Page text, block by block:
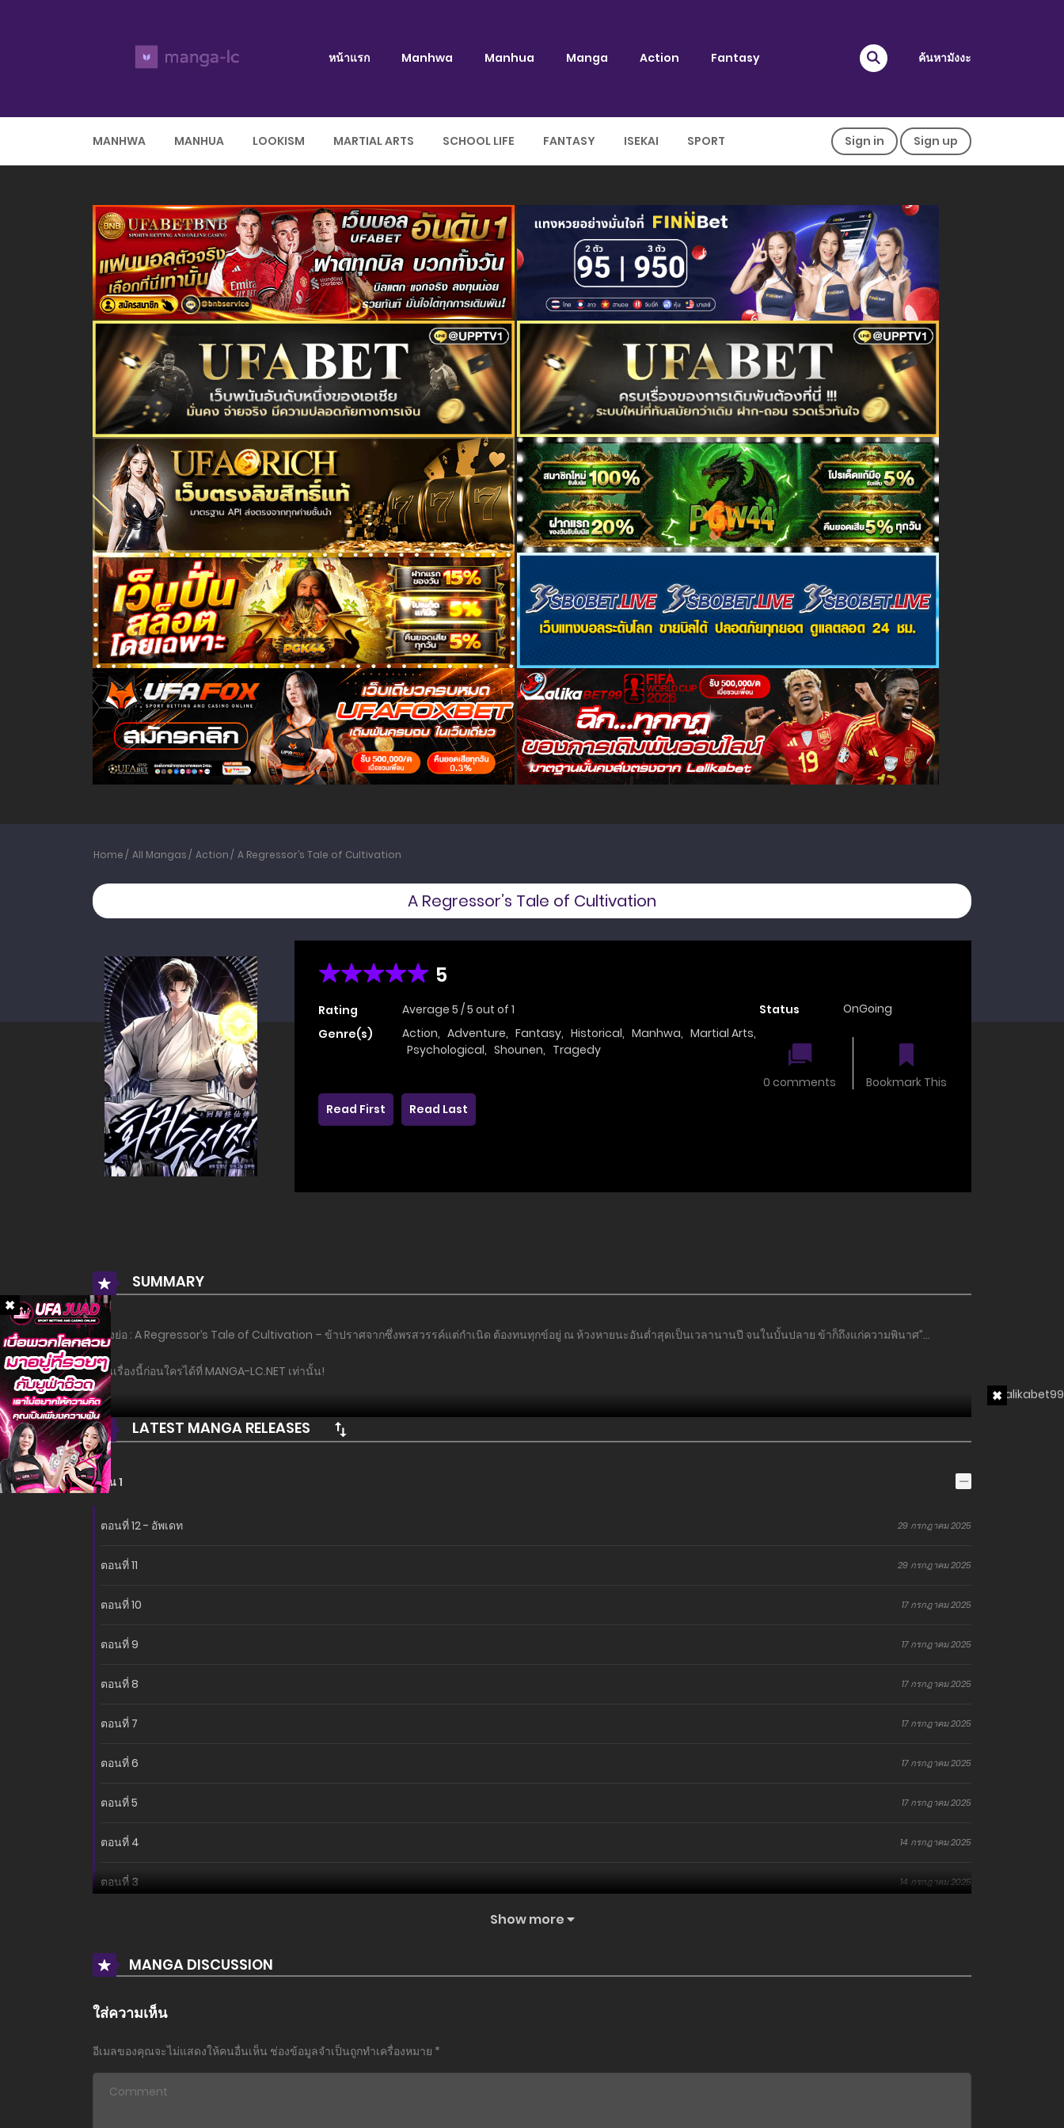
หน้าแรก Manhwa Manhua Manga Action Fantasy ค้นหามังงะ
MANHWA MANHUA LOOKISM MARTIAL ARTS SCHOOL LIFE FANTASY ISEKAI SPORT Sign in Sign up
Home All Mangas Action A Regressor’s Tale of Cultivation
A Regressor’s Tale of Cultivation
5
Rating Average 5 /5 out of 1
Genre(s)
Action, Adventure, Fantasy, Historical, Manhwa, Martial Arts,
Psychological, Shounen, Tragedy
Status OnGoing
0 comments
Bookmark This
Read First
Read Last
SUMMARY
เรื่องย่อ : A Regressor’s Tale of Cultivation – ข้าปราศจากซึ่งพรสวรรค์แต่กำเนิด ต้องทนทุกข์อยู่ ณ ห้วงหายนะอันต่ำสุดเป็นเวลานานปี จนในบั้นปลาย ข้าก็ถึงแก่ความพินาศ”…
อ่านเรื่องนี้ก่อนใครได้ที่ MANGA-LC.NET เท่านั้น!
LATEST MANGA RELEASES
ซีซั่น 1
ตอนที่ 12 - อัพเดท 29 กรกฎาคม 2025
ตอนที่ 11 29 กรกฎาคม 2025
ตอนที่ 10 17 กรกฎาคม 2025
ตอนที่ 9 17 กรกฎาคม 2025
ตอนที่ 8 17 กรกฎาคม 2025
ตอนที่ 7 17 กรกฎาคม 2025
ตอนที่ 6 17 กรกฎาคม 2025
ตอนที่ 5 17 กรกฎาคม 2025
ตอนที่ 4 14 กรกฎาคม 2025
ตอนที่ 3 14 กรกฎาคม 2025
ตอนที่ 1
Show more
MANGA DISCUSSION
ใส่ความเห็น
อีเมลของคุณจะไม่แสดงให้คนอื่นเห็น ช่องข้อมูลจำเป็นถูกทำเครื่องหมาย *